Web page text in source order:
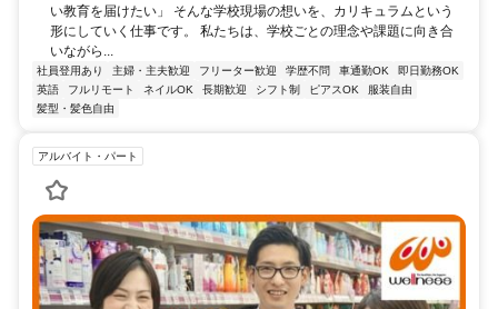
い教育を届けたい」 そんな学校現場の想いを、カリキュラムという
形にしていく仕事です。 私たちは、学校ごとの理念や課題に向き合
いながら...
社員登用あり 主婦・主夫歓迎 フリーター歓迎 学歴不問 車通勤OK
即日勤務OK
英語
フルリモート ネイルOK 長期歓迎 シフト制 ピアスOK
服装自由
髪型・髪色自由
アルバイト・パート